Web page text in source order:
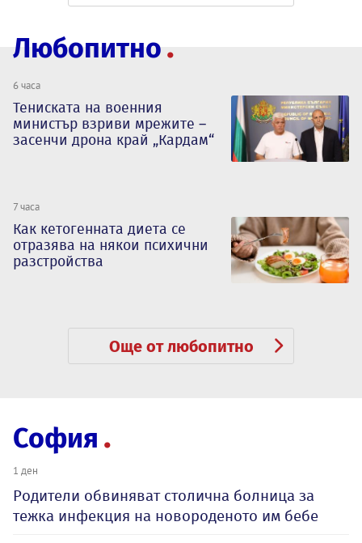
Любопитно
6 часа
Тениската на военния
министър взриви мрежите –
засенчи дрона край „Кардам“
7 часа
Как кетогенната диета се
отразява на някои психични
разстройства
Още от любопитно
София
1 ден
Родители обвиняват столична болница за
тежка инфекция на новороденото им бебе